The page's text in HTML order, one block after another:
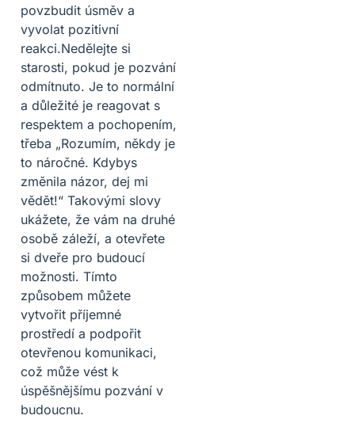
povzbudit úsměv a
vyvolat pozitivní
reakci.Nedělejte si
starosti, pokud je pozvání
odmítnuto. Je to normální
a důležité je reagovat s
respektem a pochopením,
třeba „Rozumím, někdy je
to náročné. Kdybys
změnila názor, dej mi
vědět!“ Takovými slovy
ukážete, že vám na druhé
osobě záleží, a otevřete
si dveře pro budoucí
možnosti. Tímto
způsobem můžete
vytvořit příjemné
prostředí a podpořit
otevřenou komunikaci,
což může vést k
úspěšnějšímu pozvání v
budoucnu.